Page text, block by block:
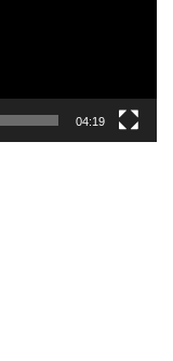
04:19